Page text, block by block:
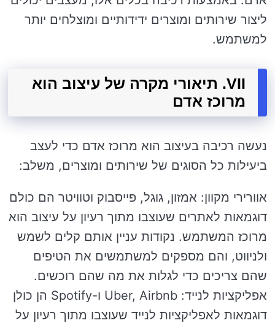
ליצור שירותים ומוצרים ידידותיים ומוצלחים יותר
למשתמש.
VII. תיאורי מקרה של עיצוב הוא
מרוכז אדם
נעשה רכיבה בעיצוב הוא מרוכז אדם כדי לעצב
ביעילות כל הסוגים של שירותים ומוצרים, משלב:
אוורירי מקוון: אמזון, גוגל, פייסבוק וטוויטר הם כולם
דוגמאות לאתרים שעוצבו מתוך רעיון על עיצוב הוא
מרוכז המשתמש. נקודות עניין אותם קלים לשמש
ולניווט, והם מספקים למשתמשים את הטיפים
שהם צריכים כדי לגלות את מה שהם רוכשים.
אפליקציות לנייד: Uber, Airbnb ו-Spotify הן כולן
דוגמאות לאפליקציות לנייד שעוצבו מתוך רעיון על